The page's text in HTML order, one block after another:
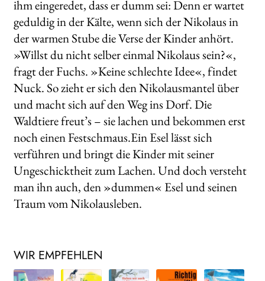
ihm eingeredet, dass er dumm sei: Denn er wartet
geduldig in der Kälte, wenn sich der Nikolaus in
der warmen Stube die Verse der Kinder anhört.
»Willst du nicht selber einmal Nikolaus sein?«,
fragt der Fuchs. »Keine schlechte Idee«, findet
Nuck. So zieht er sich den Nikolausmantel über
und macht sich auf den Weg ins Dorf. Die
Waldtiere freut’s – sie lachen und bekommen erst
noch einen Festschmaus.Ein Esel lässt sich
verführen und bringt die Kinder mit seiner
Ungeschicktheit zum Lachen. Und doch versteht
man ihn auch, den »dummen« Esel und seinen
Traum vom Nikolausleben.
WIR EMPFEHLEN